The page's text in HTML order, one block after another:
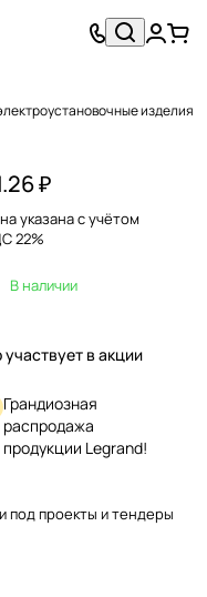
изделия
₽
указана с учётом
22%
В наличии
участвует в акции
Грандиозная
распродажа
продукции Legrand!
под проекты и тендеры